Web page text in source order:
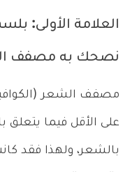
العلامة الأولى:
نصحك به مصفف
مصفف الشعر
على الأقل فيما يتعلق
بالشعر، ولهذا فقد